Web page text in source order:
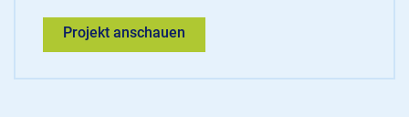
Projekt anschauen